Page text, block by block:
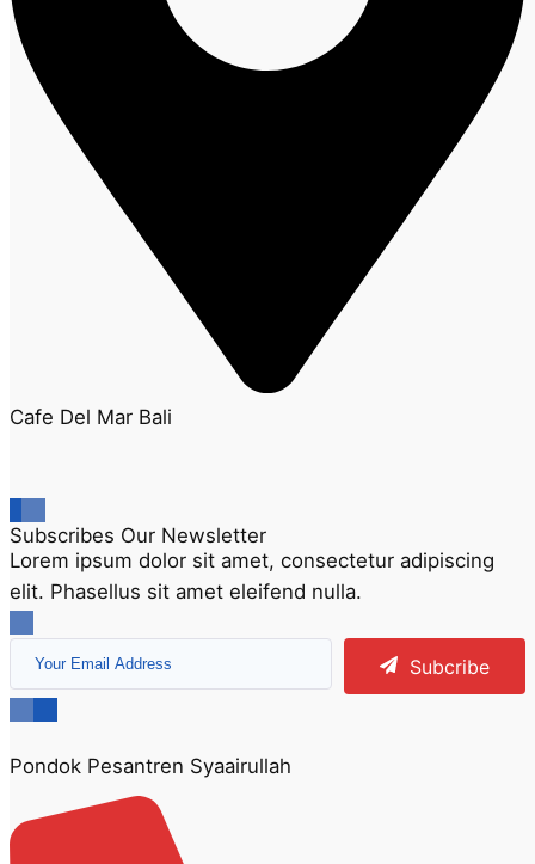
Cafe Del Mar Bali
Subscribes Our Newsletter
Lorem ipsum dolor sit amet, consectetur adipiscing
elit. Phasellus sit amet eleifend nulla.
Subcribe
Pondok Pesantren Syaairullah